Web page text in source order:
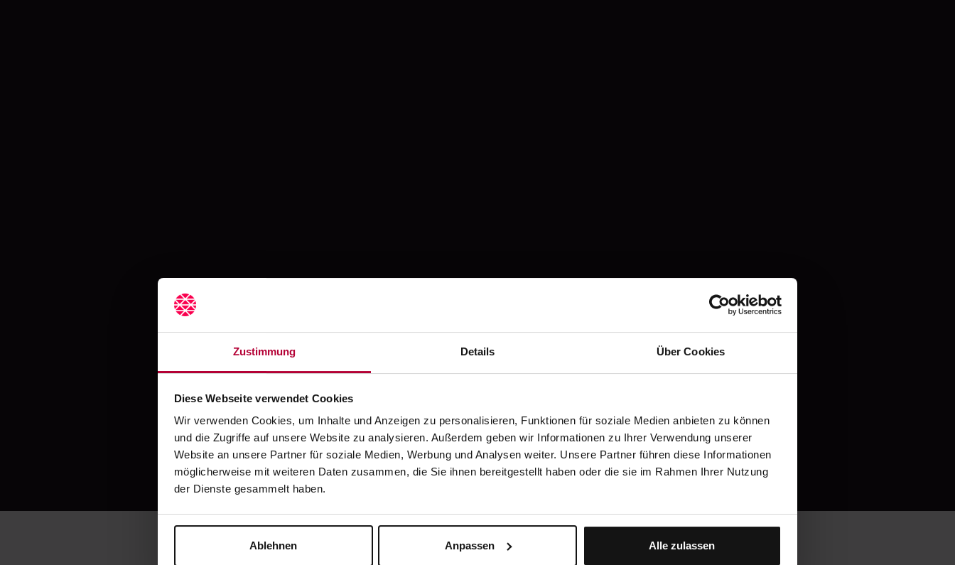
Zustimmung Details Über Cookies
Diese Webseite verwendet Cookies
Wir verwenden Cookies, um Inhalte und Anzeigen zu personalisieren, Funktionen für soziale Medien anbieten zu können
und die Zugriffe auf unsere Website zu analysieren. Außerdem geben wir Informationen zu Ihrer Verwendung unserer
Website an unsere Partner für soziale Medien, Werbung und Analysen weiter. Unsere Partner führen diese Informationen
möglicherweise mit weiteren Daten zusammen, die Sie ihnen bereitgestellt haben oder die sie im Rahmen Ihrer Nutzung
der Dienste gesammelt haben.
Ablehnen Anpassen Alle zulassen
Prothetik
Zahnverlust
Kieferorthopädie
Zahnfehlstellungen
...finden Sie so nur hier!